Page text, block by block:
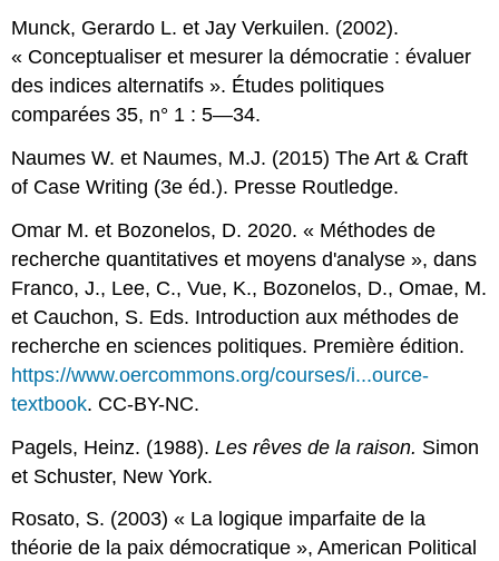
Munck, Gerardo L. et Jay Verkuilen. (2002).
« Conceptualiser et mesurer la démocratie : évaluer
des indices alternatifs ». Études politiques
comparées 35, n° 1 : 5—34.
Naumes W. et Naumes, M.J. (2015) The Art & Craft
of Case Writing (3e éd.). Presse Routledge.
Omar M. et Bozonelos, D. 2020. « Méthodes de
recherche quantitatives et moyens d'analyse », dans
Franco, J., Lee, C., Vue, K., Bozonelos, D., Omae, M.
et Cauchon, S. Eds. Introduction aux méthodes de
recherche en sciences politiques. Première édition.
https://www.oercommons.org/courses/i...ource-
textbook. CC-BY-NC.
Pagels, Heinz. (1988).Les rêves de la raison. Simon
et Schuster, New York.
Rosato, S. (2003) « La logique imparfaite de la
théorie de la paix démocratique », American Political